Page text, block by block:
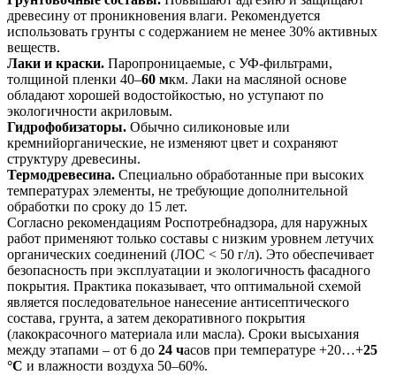
древесину от проникновения влаги. Рекомендуется
использовать грунты с содержанием не менее 30% активных
веществ.
Лаки и краски. Паропроницаемые, с УФ-фильтрами,
толщиной пленки 40–60 мкм. Лаки на масляной основе
обладают хорошей водостойкостью, но уступают по
экологичности акриловым.
Гидрофобизаторы. Обычно силиконовые или
кремнийорганические, не изменяют цвет и сохраняют
структуру древесины.
Термодревесина. Специально обработанные при высоких
температурах элементы, не требующие дополнительной
обработки по сроку до 15 лет.
Согласно рекомендациям Роспотребнадзора, для наружных
работ применяют только составы с низким уровнем летучих
органических соединений (ЛОС < 50 г/л). Это обеспечивает
безопасность при эксплуатации и экологичность фасадного
покрытия. Практика показывает, что оптимальной схемой
является последовательное нанесение антисептического
состава, грунта, а затем декоративного покрытия
(лакокрасочного материала или масла). Сроки высыхания
между этапами – от 6 до 24 часов при температуре +20…+25
°С и влажности воздуха 50–60%.